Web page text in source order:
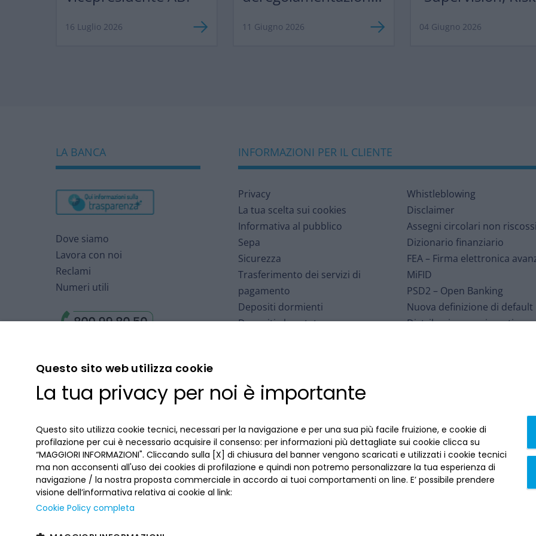
16 Luglio 2026 11 Giugno 2026 04 Giugno 2026
LA BANCA
Dove siamo
Lavora con noi
Reclami
Numeri utili
INFORMAZIONI PER IL CLIENTE
Privacy
La tua scelta sui cookies
Informativa al pubblico
Sepa
Sicurezza
Trasferimento dei servizi di
pagamento
Depositi dormienti
Depositi al portatore
Depositi
Cartolarizzazioni
Whistleblowing
Disclaimer
Assegni circolari non riscossi
Dizionario finanziario
FEA – Firma elettronica
MiFID
PSD2 – Open Banking
Nuova definizione di default
Distribuzione assicurativa
Questo sito web utilizza cookie
La tua privacy per noi è importante
Questo sito utilizza cookie tecnici, necessari per la navigazione e per una sua più facile fruizione, e cookie di
profilazione per cui è necessario acquisire il consenso: per informazioni più dettagliate sui cookie clicca su
“MAGGIORI INFORMAZIONI". Cliccando sulla [X] di chiusura del banner vengono scaricati e utilizzati i cookie tecnici
ma non acconsenti all'uso dei cookies di profilazione e quindi non potremo personalizzare la tua esperienza di
navigazione / la nostra proposta commerciale in accordo ai tuoi comportamenti on line. E’ possibile prendere
visione dell’informativa relativa ai cookie al link:
Cookie Policy completa